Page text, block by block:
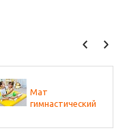
Мат
гимнастический
Romana Карусель